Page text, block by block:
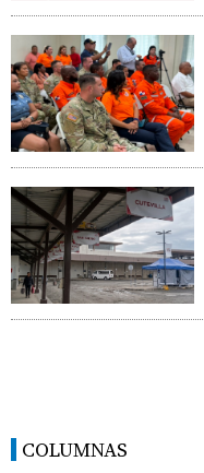
COLUMNAS